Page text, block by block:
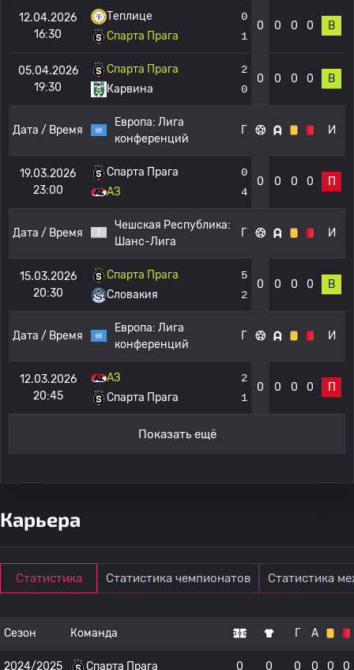
12.04.2026
16:30
Теплице
Спарта Прага
0
1
0 0 0 0 В
05.04.2026
19:30
Спарта Прага
Карвина
2
0
0 0 0 0 В
Дата / Время
Европа: Лига
конференций
Г И
19.03.2026
23:00
Спарта Прага
АЗ
0
4
0 0 0 0 П
Дата / Время
Чешская Республика:
Шанс-Лига
Г И
15.03.2026
20:30
Спарта Прага
Словакия
5
2
0 0 0 0 В
Дата / Время
Европа: Лига
конференций
Г И
12.03.2026
20:45
АЗ
Спарта Прага
2
1
0 0 0 0 П
Показать ещё
Карьера
Статистика Статистика чемпионатов Статистика
Сезон Команда Г А
2024/2025 Спарта Прага 0 0 0 0 0 0